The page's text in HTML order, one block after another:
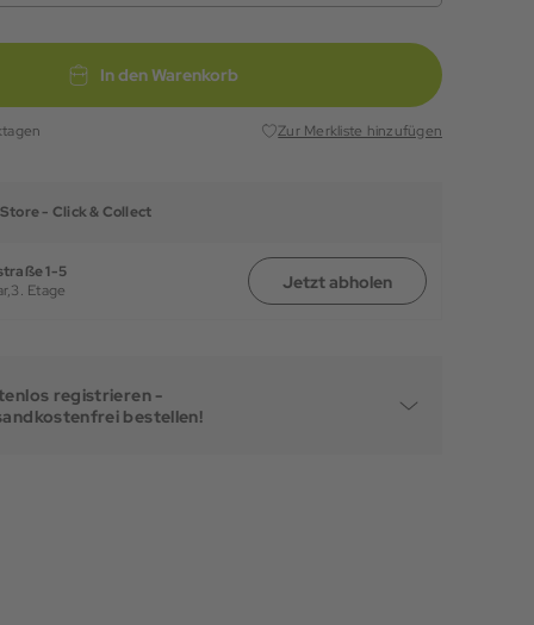
In den Warenkorb
Zur Merkliste hinzufügen
- Click & Collect
1-5
3. Etage Jetzt abholen
registrieren -
bestellen!